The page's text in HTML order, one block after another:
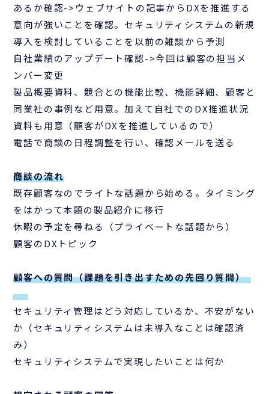
あるか確認->ウェブサイトの記事からDXを推進する
意向が強いことを確認。セキュリティシステムの新規
導入を検討していることを以前の雑談から予測
自社業績のアップデート確認->今回は顧客の担当メ
ンバー変更
製品概要資料、競合との機能比較、機能詳細、顧客と
同業社の事例など用意。加えて自社でのDX推進状況
資料も用意（顧客がDXを推進しているので）
電話で商談の日程調整を行い、確認メールを送る
商談の流れ
既存顧客なのでライトな話題から始める。タイミング
をはかって本題の製品紹介に移行
休暇の予定を尋ねる（プライベートな話題から）
顧客のDXトピック
顧客への質問（課題を引き出すための先回り質問）
セキュリティ管理はどう対応しているか、不安がない
か（セキュリティシステムは未導入なことは確認済
み）
セキュリティシステムで実現したいことは何か